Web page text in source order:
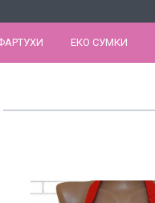
ЕКО СУМКИ